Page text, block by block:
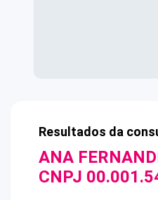
Resultados da
ANA
CNPJ